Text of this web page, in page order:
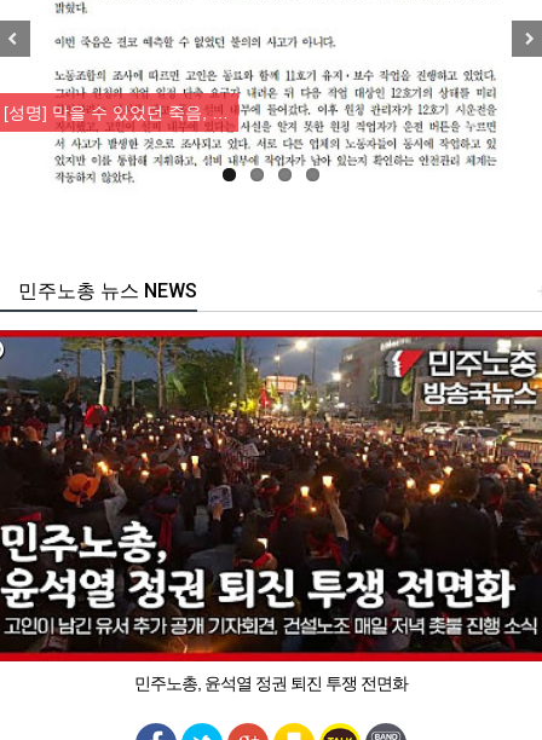
[성명] 막을 수 있었던 죽음, …
주노총 뉴스 NEWS
민주노총, 윤석열 정권 퇴진 투쟁 전면화